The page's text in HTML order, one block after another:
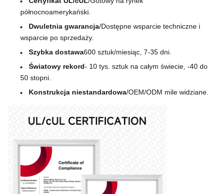
północnoamerykański.
Dwuletnia gwarancja/Dostępne wsparcie techniczne i
wsparcie po sprzedaży.
Szybka dostawa600 sztuk/miesiąc, 7-35 dni.
Światowy rekord- 10 tys. sztuk na całym świecie, -40 do
50 stopni.
Konstrukcja niestandardowa/OEM/ODM mile widziane.